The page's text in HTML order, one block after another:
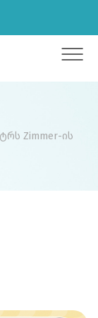
Zimmer-ის